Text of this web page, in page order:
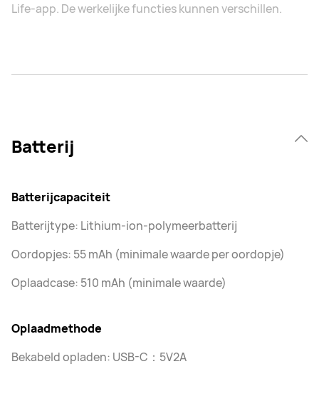
Life-app. De werkelijke functies kunnen verschillen.
Batterij
Batterijcapaciteit
Batterijtype: Lithium-ion-polymeerbatterij
Oordopjes: 55 mAh (minimale waarde per oordopje)
Oplaadcase: 510 mAh (minimale waarde)
Oplaadmethode
Bekabeld opladen: USB-C：5V2A